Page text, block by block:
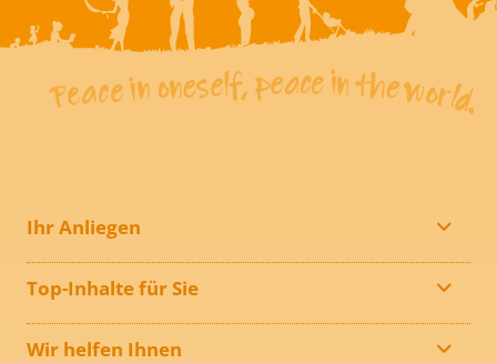
Ihr Anliegen
Top-Inhalte für Sie
Wir helfen Ihnen